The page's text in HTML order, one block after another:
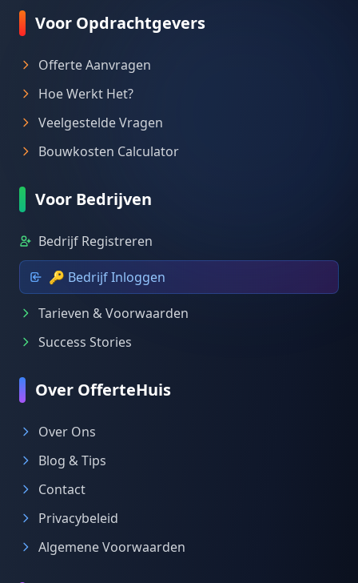
Voor Opdrachtgevers
Offerte Aanvragen
Hoe Werkt Het?
Veelgestelde Vragen
Bouwkosten Calculator
Voor Bedrijven
Bedrijf Registreren
🔑 Bedrijf Inloggen
Tarieven & Voorwaarden
Success Stories
Over OfferteHuis
Over Ons
Blog & Tips
Contact
Privacybeleid
Algemene Voorwaarden